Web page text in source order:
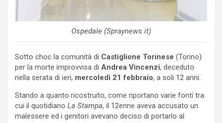
Ospedale (Spraynews.it)
Sotto choc la comunità di Castiglione Torinese (Torino)
per la morte improvvisa di Andrea Vincenzi, deceduto
nella serata di ieri, mercoledì 21 febbraio, a soli 12 anni.
Stando a quanto ricostruito, come riportano varie fonti tra
cui il quotidiano La Stampa, il 12enne aveva accusato un
malessere ed i genitori avevano deciso di portarlo al